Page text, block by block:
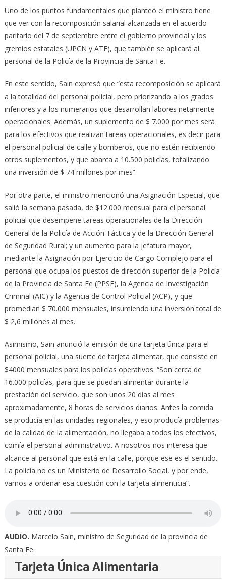
Uno de los puntos fundamentales que planteó el ministro tiene
que ver con la recomposición salarial alcanzada en el acuerdo
paritario del 7 de septiembre entre el gobierno provincial y los
gremios estatales (UPCN y ATE), que también se aplicará al
personal de la Policía de la Provincia de Santa Fe.
En este sentido, Sain expresó que “esta recomposición se aplicará
a la totalidad del personal policial, pero priorizando a los grados
inferiores y a los numerarios que desarrollan labores netamente
operacionales. Además, un suplemento de $ 7.000 por mes será
para los efectivos que realizan tareas operacionales, es decir para
el personal policial de calle y bomberos, que no estén recibiendo
otros suplementos, y que abarca a 10.500 policías, totalizando
una inversión de $ 74 millones por mes”.
Por otra parte, el ministro mencionó una Asignación Especial, que
salió la semana pasada, de $12.000 mensual para el personal
policial que desempeñe tareas operacionales de la Dirección
General de la Policía de Acción Táctica y de la Dirección General
de Seguridad Rural; y un aumento para la jefatura mayor,
mediante la Asignación por Ejercicio de Cargo Complejo para el
personal que ocupa los puestos de dirección superior de la Policía
de la Provincia de Santa Fe (PPSF), la Agencia de Investigación
Criminal (AIC) y la Agencia de Control Policial (ACP), y que
promedian $ 70.000 mensuales, insumiendo una inversión total de
$ 2,6 millones al mes.
Asimismo, Sain anunció la emisión de una tarjeta única para el
personal policial, una suerte de tarjeta alimentar, que consiste en
$4000 mensuales para los policías operativos. “Son cerca de
16.000 policías, para que se puedan alimentar durante la
prestación del servicio, que son unos 20 días al mes
aproximadamente, 8 horas de servicios diarios. Antes la comida
se producía en las unidades regionales, y eso producía problemas
de la calidad de la alimentación, no llegaba a todos los efectivos,
comía el personal administrativo. A nosotros nos interesa que
alcance al personal que está en la calle, porque ese es el sentido.
La policía no es un Ministerio de Desarrollo Social, y por ende,
vamos a ordenar esa cuestión con la tarjeta alimenticia”.
AUDIO. Marcelo Sain, ministro de Seguridad de la provincia de
Santa Fe.
Tarjeta Única Alimentaria